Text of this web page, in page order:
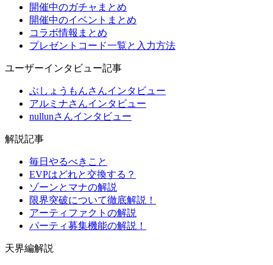
開催中のガチャまとめ
開催中のイベントまとめ
コラボ情報まとめ
プレゼントコード一覧と入力方法
ユーザーインタビュー記事
ぶしょうもんさんインタビュー
アルミナさんインタビュー
nullunさんインタビュー
解説記事
毎日やるべきこと
EVPはどれと交換する？
ゾーンとマナの解説
限界突破について徹底解説！
アーティファクトの解説
パーティ募集機能の解説！
天界編解説